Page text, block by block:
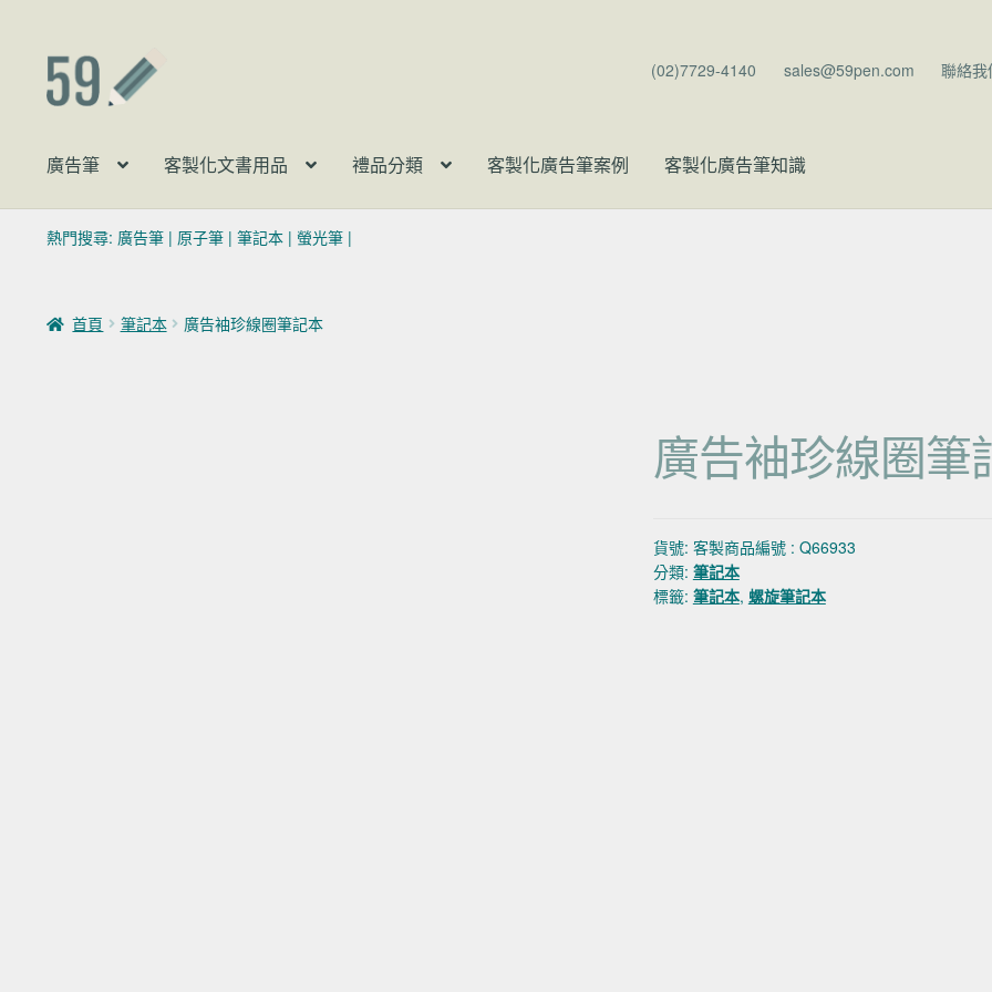
跳至導覽列
跳至主要內容 (02)7729-4140 sales@59pen.com 聯絡我
廣告筆 客製化文書用品 禮品分類 客製化廣告筆案例 客製化廣告筆知識
熱門搜尋: 廣告筆| 原子筆| 筆記本| 螢光筆|
首頁 筆記本 廣告袖珍線圈筆記本
廣告袖珍線圈筆
貨號: 客製商品編號 : Q66933
分類: 筆記本
標籤: 筆記本, 螺旋筆記本